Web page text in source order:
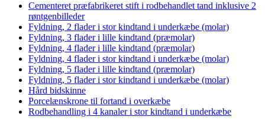
Cementeret præfabrikeret stift i rodbehandlet tand inklusive 2
røntgenbilleder
Fyldning, 2 flader i stor kindtand i underkæbe (molar)
Fyldning, 3 flader i lille kindtand (præmolar)
Fyldning, 4 flader i lille kindtand (præmolar)
Fyldning, 4 flader i stor kindtand i underkæbe (molar)
Fyldning, 5 flader i lille kindtand (præmolar)
Fyldning, 5 flader i stor kindtand i underkæbe (molar)
Hård bidskinne
Porcelænskrone til fortand i overkæbe
Rodbehandling i 4 kanaler i stor kindtand i underkæbe